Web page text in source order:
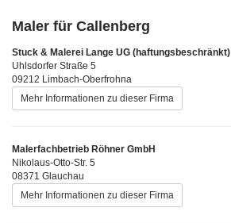
Maler für Callenberg
Stuck & Malerei Lange UG (haftungsbeschränkt)
Uhlsdorfer Straße 5
09212 Limbach-Oberfrohna
Mehr Informationen zu dieser Firma
Malerfachbetrieb Röhner GmbH
Nikolaus-Otto-Str. 5
08371 Glauchau
Mehr Informationen zu dieser Firma